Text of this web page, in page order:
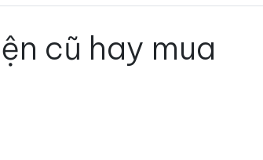
cũ hay mua